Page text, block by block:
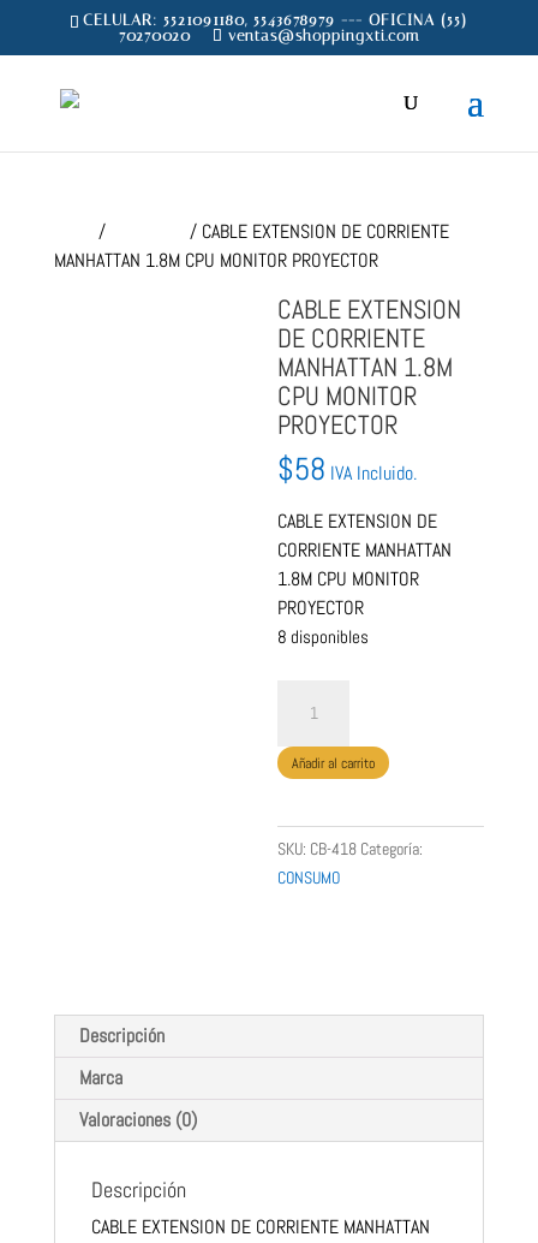
CELULAR: 5521091180, 5543678979 --- OFICINA (55)
70270020
ventas@shoppingxti.com
/
/ CABLE EXTENSION DE CORRIENTE
MANHATTAN 1.8M CPU MONITOR PROYECTOR
CABLE EXTENSION
DE CORRIENTE
MANHATTAN 1.8M
CPU MONITOR
PROYECTOR
$58 IVA Incluido.
CABLE EXTENSION DE
CORRIENTE MANHATTAN
1.8M CPU MONITOR
PROYECTOR
8 disponibles
EXTENSION
DE
CORRIENTE
1.8M
CPU
Añadir al carrito
SKU: CB-418 Categoría:
CONSUMO
Descripción
Marca
Valoraciones (0)
Descripción
CABLE EXTENSION DE CORRIENTE MANHATTAN